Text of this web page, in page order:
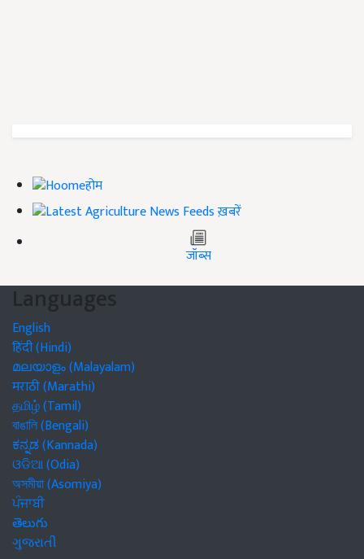
होम
ख़बरें
जॉब्स
Languages
English
हिंदी (Hindi)
മലയാളം (Malayalam)
मराठी (Marathi)
தமிழ் (Tamil)
বাঙালি (Bengali)
ಕನ್ನಡ (Kannada)
ଓଡିଆ (Odia)
অসমীয়া (Asomiya)
ਪੰਜਾਬੀ
తెలుగు
ગુજરાતી